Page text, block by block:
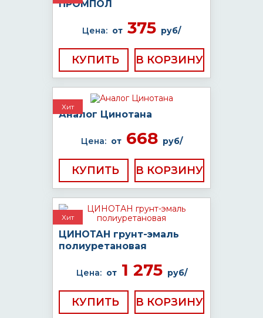
ПРОМПОЛ
Цена: от 375 руб/
КУПИТЬ
Хит
Аналог Цинотана
Цена: от668 руб/
КУПИТЬ
Хит
ЦИНОТАН грунт-эмаль
полиуретановая
Цена: от1 275 руб/
КУПИТЬ